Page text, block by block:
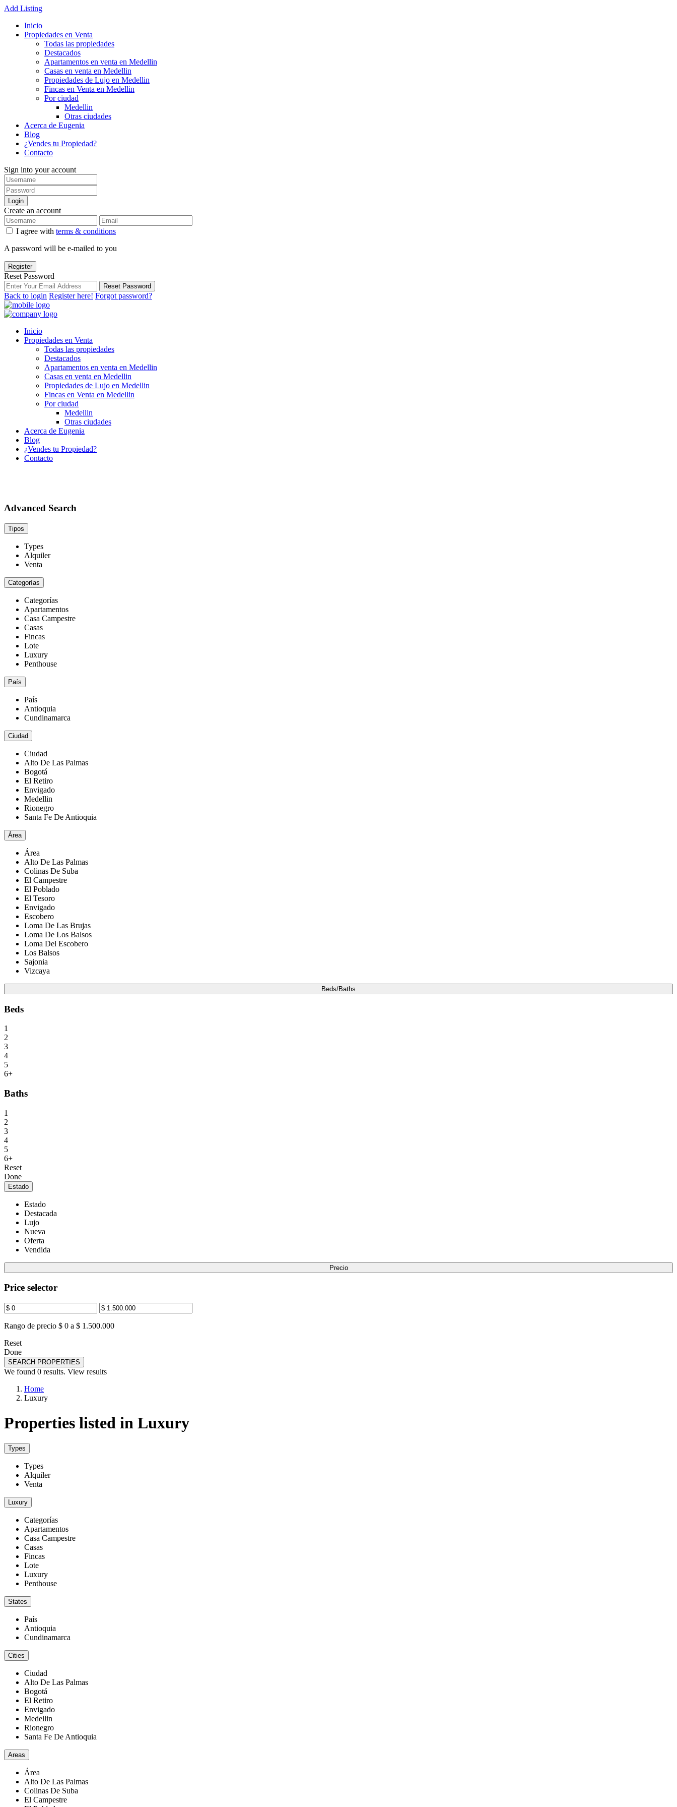
Add Listing
Inicio
Propiedades en Venta
Todas las propiedades
Destacados
Apartamentos en venta en Medellin
Casas en venta en Medellin
Propiedades de Lujo en Medellin
Fincas en Venta en Medellin
Por ciudad
Medellin
Otras ciudades
Acerca de Eugenia
Blog
¿Vendes tu Propiedad?
Contacto
Sign into your account
Login
Create an account
I agree with terms & conditions
A password will be e-mailed to you
Register
Reset Password
Reset Password
Back to login Register here! Forgot password?
Inicio
Propiedades en Venta
Todas las propiedades
Destacados
Apartamentos en venta en Medellin
Casas en venta en Medellin
Propiedades de Lujo en Medellin
Fincas en Venta en Medellin
Por ciudad
Medellin
Otras ciudades
Acerca de Eugenia
Blog
¿Vendes tu Propiedad?
Contacto
Advanced Search
Tipos
Types
Alquiler
Venta
Categorías
Categorías
Apartamentos
Casa Campestre
Casas
Fincas
Lote
Luxury
Penthouse
País
País
Antioquia
Cundinamarca
Ciudad
Ciudad
Alto De Las Palmas
Bogotá
El Retiro
Envigado
Medellin
Rionegro
Santa Fe De Antioquia
Área
Área
Alto De Las Palmas
Colinas De Suba
El Campestre
El Poblado
El Tesoro
Envigado
Escobero
Loma De Las Brujas
Loma De Los Balsos
Loma Del Escobero
Los Balsos
Sajonia
Vizcaya
Beds/Baths
Beds
1
2
3
4
5
6+
Baths
1
2
3
4
5
6+
Reset
Done
Estado
Estado
Destacada
Lujo
Nueva
Oferta
Vendida
Precio
Price selector
Rango de precio $ 0 a $ 1.500.000
Reset
Done
SEARCH PROPERTIES
We found 0 results. View results
Home
Luxury
Properties listed in Luxury
Types
Types
Alquiler
Venta
Luxury
Categorías
Apartamentos
Casa Campestre
Casas
Fincas
Lote
Luxury
Penthouse
States
País
Antioquia
Cundinamarca
Cities
Ciudad
Alto De Las Palmas
Bogotá
El Retiro
Envigado
Medellin
Rionegro
Santa Fe De Antioquia
Areas
Área
Alto De Las Palmas
Colinas De Suba
El Campestre